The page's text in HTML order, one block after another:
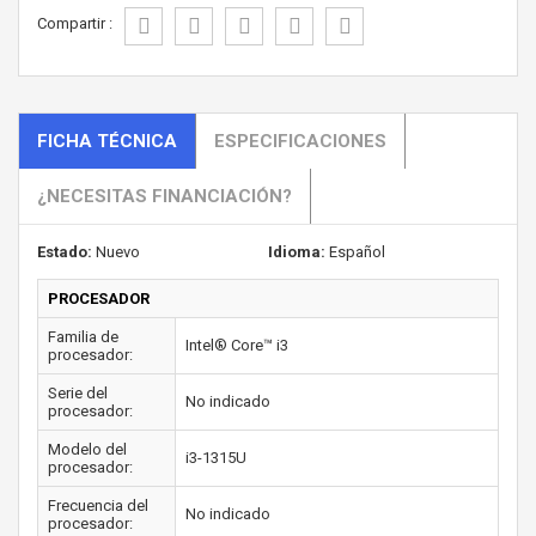
Compartir :
FICHA TÉCNICA ESPECIFICACIONES
¿NECESITAS FINANCIACIÓN?
Estado: Nuevo Idioma: Español
PROCESADOR
Familia de
procesador:
Intel® Core™ i3
Serie del
procesador:
No indicado
Modelo del
procesador:
i3-1315U
Frecuencia del
procesador:
No indicado